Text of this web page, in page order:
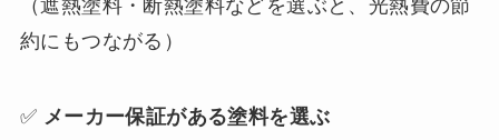
（遮熱塗料・断熱塗料などを選ぶと、光熱費の節
約にもつながる）
✅ メーカー保証がある塗料を選ぶ